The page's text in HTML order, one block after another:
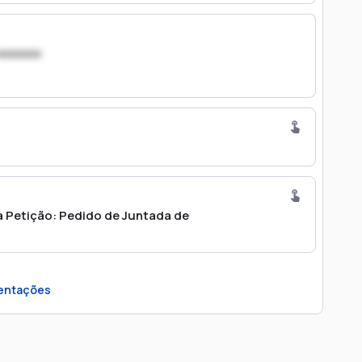
Petição: Pedido de Juntada de